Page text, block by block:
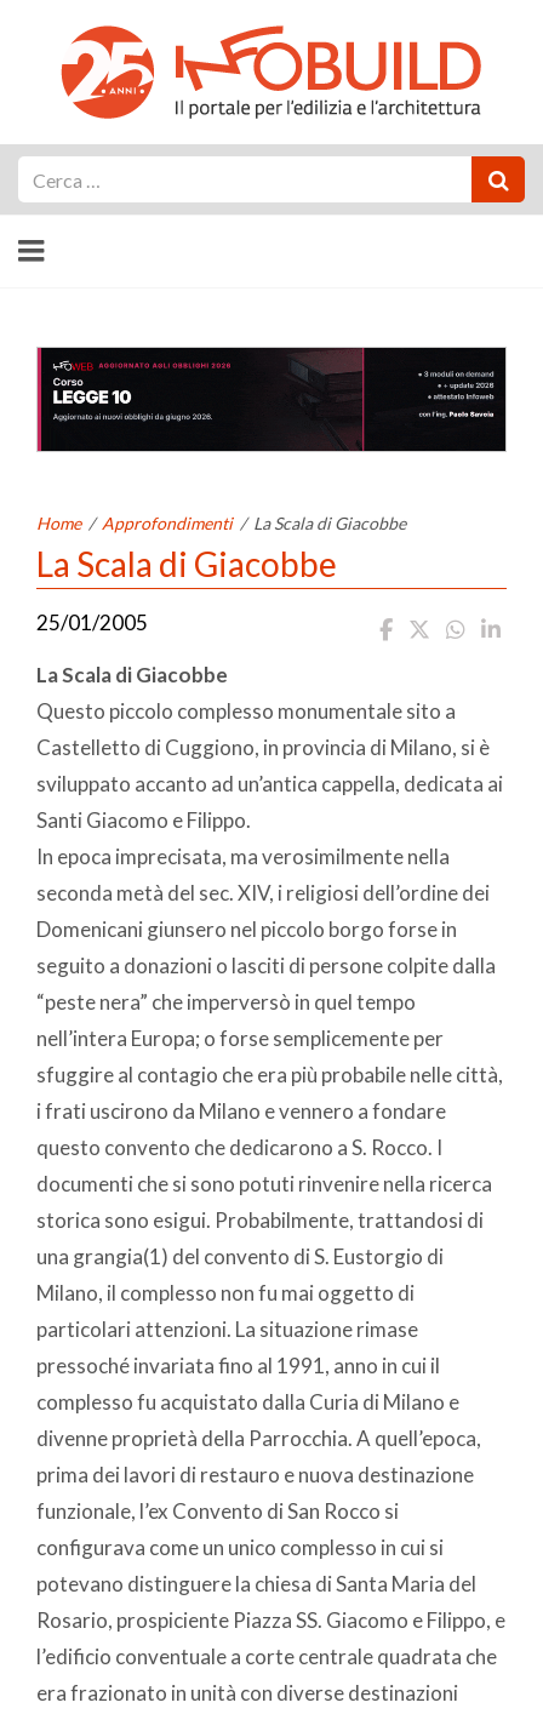
Home / Approfondimenti / La Scala di Giacobbe
La Scala di Giacobbe
25/01/2005
La Scala di Giacobbe
Questo piccolo complesso monumentale sito a
Castelletto di Cuggiono, in provincia di Milano, si è
sviluppato accanto ad un’antica cappella, dedicata ai
Santi Giacomo e Filippo.
In epoca imprecisata, ma verosimilmente nella
seconda metà del sec. XIV, i religiosi dell’ordine dei
Domenicani giunsero nel piccolo borgo forse in
seguito a donazioni o lasciti di persone colpite dalla
“peste nera” che imperversò in quel tempo
nell’intera Europa; o forse semplicemente per
sfuggire al contagio che era più probabile nelle città,
i frati uscirono da Milano e vennero a fondare
questo convento che dedicarono a S. Rocco. I
documenti che si sono potuti rinvenire nella ricerca
storica sono esigui. Probabilmente, trattandosi di
una grangia(1) del convento di S. Eustorgio di
Milano, il complesso non fu mai oggetto di
particolari attenzioni. La situazione rimase
pressoché invariata fino al 1991, anno in cui il
complesso fu acquistato dalla Curia di Milano e
divenne proprietà della Parrocchia. A quell’epoca,
prima dei lavori di restauro e nuova destinazione
funzionale, l’ex Convento di San Rocco si
configurava come un unico complesso in cui si
potevano distinguere la chiesa di Santa Maria del
Rosario, prospiciente Piazza SS. Giacomo e Filippo, e
l’edificio conventuale a corte centrale quadrata che
era frazionato in unità con diverse destinazioni